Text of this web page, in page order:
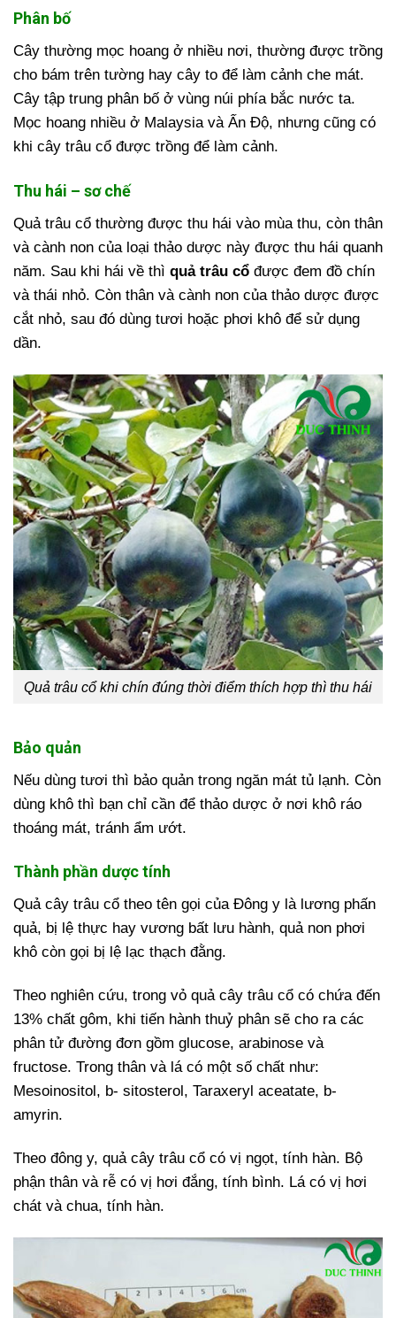
Phân bố
Cây thường mọc hoang ở nhiều nơi, thường được trồng
cho bám trên tường hay cây to để làm cảnh che mát.
Cây tập trung phân bố ở vùng núi phía bắc nước ta.
Mọc hoang nhiều ở Malaysia và Ấn Độ, nhưng cũng có
khi cây trâu cổ được trồng để làm cảnh.
Thu hái – sơ chế
Quả trâu cổ thường được thu hái vào mùa thu, còn thân
và cành non của loại thảo dược này được thu hái quanh
năm. Sau khi hái về thì quả trâu cổ được đem đồ chín
và thái nhỏ. Còn thân và cành non của thảo dược được
cắt nhỏ, sau đó dùng tươi hoặc phơi khô để sử dụng
dần.
Quả trâu cổ khi chín đúng thời điểm thích hợp thì thu hái
Bảo quản
Nếu dùng tươi thì bảo quản trong ngăn mát tủ lạnh. Còn
dùng khô thì bạn chỉ cần để thảo dược ở nơi khô ráo
thoáng mát, tránh ẩm ướt.
Thành phần dược tính
Quả cây trâu cổ theo tên gọi của Đông y là lương phấn
quả, bị lệ thực hay vương bất lưu hành, quả non phơi
khô còn gọi bị lệ lạc thạch đằng.
Theo nghiên cứu, trong vỏ quả cây trâu cổ có chứa đến
13% chất gôm, khi tiến hành thuỷ phân sẽ cho ra các
phân tử đường đơn gồm glucose, arabinose và
fructose. Trong thân và lá có một số chất như:
Mesoinositol, b- sitosterol, Taraxeryl aceatate, b-
amyrin.
Theo đông y, quả cây trâu cổ có vị ngọt, tính hàn. Bộ
phận thân và rễ có vị hơi đắng, tính bình. Lá có vị hơi
chát và chua, tính hàn.